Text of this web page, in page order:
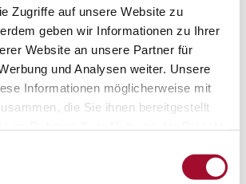
Zugriffe auf unsere Website zu
geben wir Informationen zu Ihrer
Website an unsere Partner für
und Analysen weiter. Unsere
Informationen möglicherweise mit
die Sie ihnen bereitgestellt
Für Kundinnen und Kunden
„Die Qualität unserer
Zuverlässigkeit, die bekannten
sowie die bisherigen
ändern sich nicht.“ So Gerrit Rosch,
Thomas Nolte, Geschäftsleitung der C.